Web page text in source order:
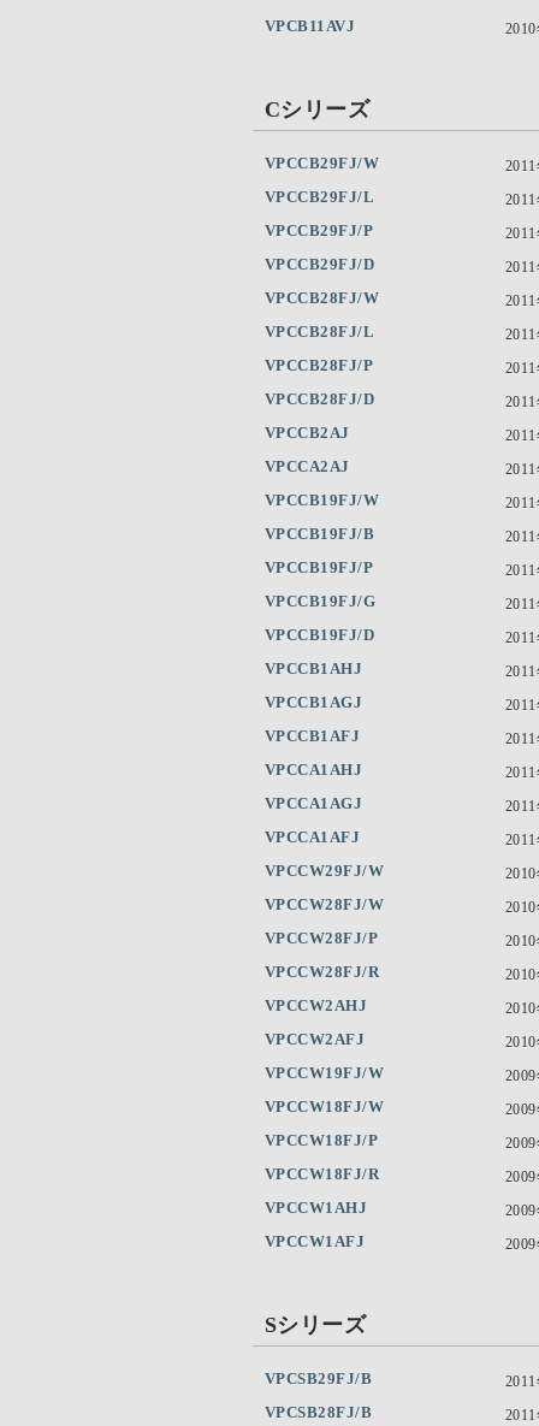
VPCB11AVJ
Cシリーズ
VPCCB29FJ/W
VPCCB29FJ/L
VPCCB29FJ/P
VPCCB29FJ/D
VPCCB28FJ/W
VPCCB28FJ/L
VPCCB28FJ/P
VPCCB28FJ/D
VPCCB2AJ
VPCCA2AJ
VPCCB19FJ/W
VPCCB19FJ/B
VPCCB19FJ/P
VPCCB19FJ/G
VPCCB19FJ/D
VPCCB1AHJ
VPCCB1AGJ
VPCCB1AFJ
VPCCA1AHJ
VPCCA1AGJ
VPCCA1AFJ
VPCCW29FJ/W
VPCCW28FJ/W
VPCCW28FJ/P
VPCCW28FJ/R
VPCCW2AHJ
VPCCW2AFJ
VPCCW19FJ/W
VPCCW18FJ/W
VPCCW18FJ/P
VPCCW18FJ/R
VPCCW1AHJ
VPCCW1AFJ
Sシリーズ
VPCSB29FJ/B
VPCSB28FJ/B